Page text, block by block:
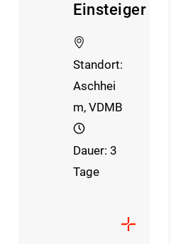
Einsteiger
Standort:
Aschhei
m, VDMB
Dauer: 3
Tage